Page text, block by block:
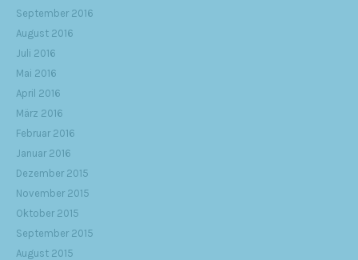
September 2016
August 2016
Juli 2016
Mai 2016
April 2016
März 2016
Februar 2016
Januar 2016
Dezember 2015
November 2015
Oktober 2015
September 2015
August 2015